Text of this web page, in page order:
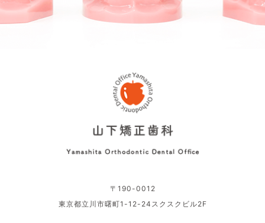
〒190-0012
東京都立川市曙町1-12-24スクスクビル2F